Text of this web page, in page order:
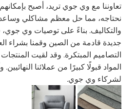
تعاوننا مع وي جوي تريد، أصبح
نحتاجه، مما حل معظم مشاكلي
والتكاليف. بناءً على توصيات وي
جديدة قادمة من الصين وقمنا بشراء
التصاميم المبتكرة. وقد لقيت
المواد قبولًا كبيرًا من عملائنا النهائيين.
لشركاء وي جوي.